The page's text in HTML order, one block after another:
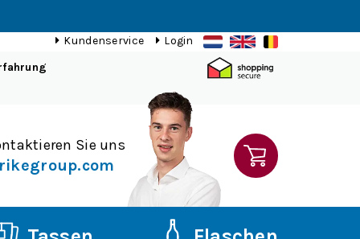
Kundenservice
Login
Sie uns